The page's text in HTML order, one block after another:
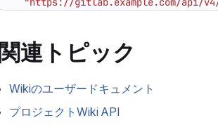
関連トピック
Wikiのユーザードキュメント
プロジェクトWiki API